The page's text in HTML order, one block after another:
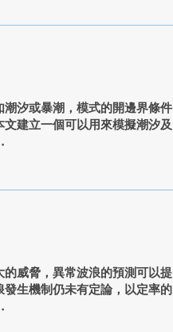
汐或暴潮，模式的開邊界條件
建立一個可以用來模擬潮汐及
威脅，異常波浪的預測可以提
生機制仍未有定論，以定率的